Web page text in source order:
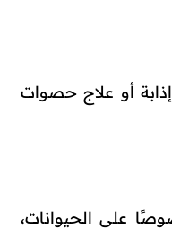
أو علاج حصوات
على الحيوانات،